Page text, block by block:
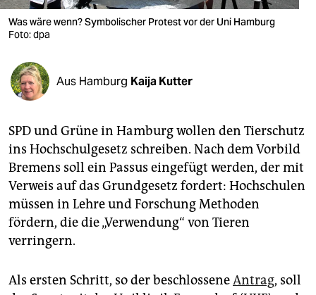
verlag
shop
fragen & hilfe
unterstützen
abo
genossenschaft
epaper login
Was wäre wenn? Symbolischer Protest vor der Uni Hamburg
Foto: dpa
Aus Hamburg Kaija Kutter
SPD und Grüne in Hamburg wollen den Tierschutz
ins Hochschulgesetz schreiben. Nach dem Vorbild
Bremens soll ein Passus eingefügt werden, der mit
Verweis auf das Grundgesetz fordert: Hochschulen
müssen in Lehre und Forschung Methoden
fördern, die die „Verwendung“ von Tieren
verringern.
Als ersten Schritt, so der beschlosseneAntrag, soll